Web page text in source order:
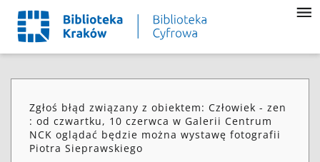
Zgłoś błąd związany z obiektem: Człowiek - zen
: od czwartku, 10 czerwca w Galerii Centrum
NCK oglądać będzie można wystawę fotografii
Piotra Sieprawskiego